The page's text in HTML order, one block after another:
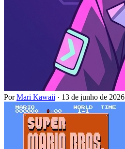
PorMari Kawaii · 13 de junho de 2026